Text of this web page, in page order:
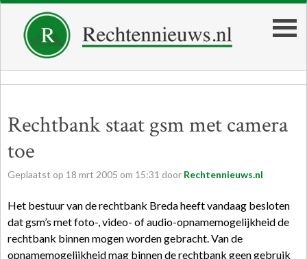
Rechtbank staat gsm met camera
toe
Geplaatst op 18 mrt 2005 om 15:31 door Rechtennieuws.nl
Het bestuur van de rechtbank Breda heeft vandaag besloten
dat gsm’s met foto-, video- of audio-opnamemogelijkheid de
rechtbank binnen mogen worden gebracht. Van de
opnamemogelijkheid mag binnen de rechtbank geen gebruik